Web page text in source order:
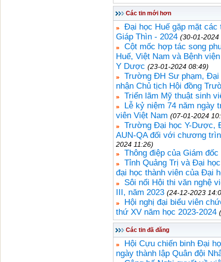
Các tin mới hơn
Đại học Huế gặp mặt các
Giáp Thìn - 2024 (30-01-2024
Cột mốc hợp tác song
Huế, Việt Nam và Bệnh
Y Dược (23-01-2024 08:49)
Trường ĐH Sư phạm, Đại
nhận Chủ tịch Hội đồng
Triển lãm Mỹ thuật sinh
Lễ kỷ niệm 74 năm ngày
viên Việt Nam (07-01-2024
Trường Đại học Y-Dược,
AUN-QA đối với chương
2024 11:26)
Thông điệp của Giám
Tỉnh Quảng Trị và Đại
đại học thành viên của Đại
Sôi nổi Hội thi văn nghệ
III, năm 2023 (24-12-2023
Hội nghị đại biểu viên
thứ XV năm học 2023-2024
Các tin đã đăng
Hội Cựu chiến binh Đại
ngày thành lập Quân đội